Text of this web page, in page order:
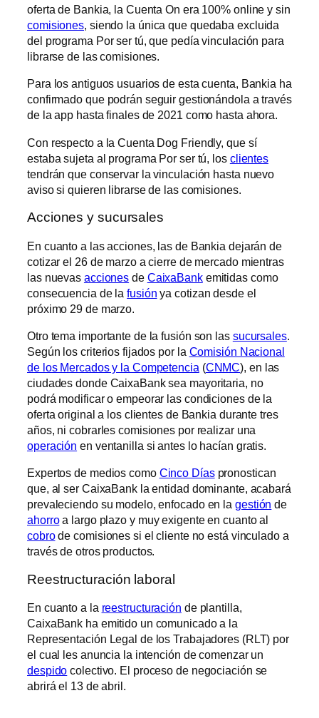
oferta de Bankia, la Cuenta On era 100% online y sin
comisiones, siendo la única que quedaba excluida
del programa Por ser tú, que pedía vinculación para
librarse de las comisiones.
Para los antiguos usuarios de esta cuenta, Bankia ha
confirmado que podrán seguir gestionándola a través
de la app hasta finales de 2021 como hasta ahora.
Con respecto a la Cuenta Dog Friendly, que sí
estaba sujeta al programa Por ser tú, los clientes
tendrán que conservar la vinculación hasta nuevo
aviso si quieren librarse de las comisiones.
Acciones y sucursales
En cuanto a las acciones, las de Bankia dejarán de
cotizar el 26 de marzo a cierre de mercado mientras
las nuevas acciones de CaixaBankemitidas como
consecuencia de lafusión ya cotizan desde el
próximo 29 de marzo.
Otro tema importante de la fusión son las sucursales.
Según los criterios fijados por la Comisión Nacional
de los Mercados y la Competencia (CNMC), en las
ciudades donde CaixaBank sea mayoritaria, no
podrá modificar o empeorar las condiciones de la
oferta original a los clientes de Bankia durante tres
años, ni cobrarles comisiones por realizar una
operación en ventanilla si antes lo hacían gratis.
Expertos de medios como Cinco Díaspronostican
que, al ser CaixaBank la entidad dominante, acabará
prevaleciendo su modelo, enfocado en la gestión de
ahorroa largo plazo y muy exigente en cuanto al
cobrode comisiones si el cliente no está vinculado a
través de otros productos.
Reestructuración laboral
En cuanto a la reestructuración de plantilla,
CaixaBank ha emitido un comunicado a la
Representación Legal de los Trabajadores (RLT) por
el cual les anuncia la intención de comenzar un
despido colectivo. El proceso de negociación se
abrirá el 13 de abril.